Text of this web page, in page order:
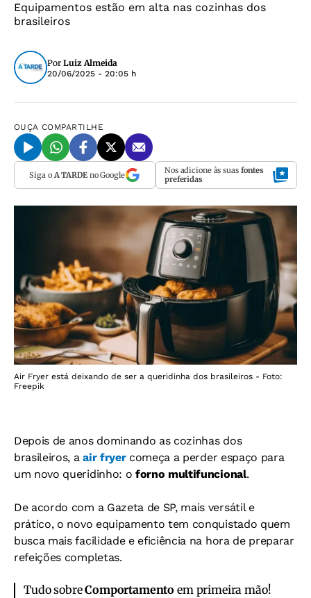
Equipamentos estão em alta nas cozinhas dos
brasileiros
Por Luiz Almeida
20/06/2025 - 20:05 h
OUÇA COMPARTILHE
Siga o A TARDEno Google Nos adicione às suas fontes
preferidas
Air Fryer está deixando de ser a queridinha dos brasileiros - Foto:
Freepik
Depois de anos dominando as cozinhas dos
brasileiros, aair fryercomeça a perder espaço para
um novo queridinho: o forno multifuncional.
De acordo com a Gazeta de SP, mais versátil e
prático, o novo equipamento tem conquistado quem
busca mais facilidade e eficiência na hora de preparar
refeições completas.
Tudo sobreComportamento em primeira mão!